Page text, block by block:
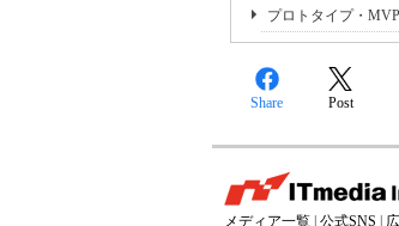
プロトタイプ・
Share Post
メディア一覧 公式SNS